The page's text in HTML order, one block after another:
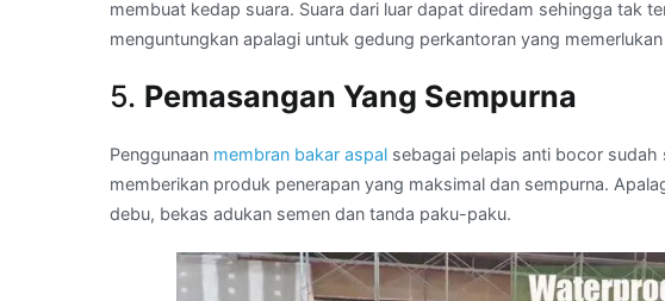
membuat kedap suara. Suara dari luar dapat diredam sehingga tak
menguntungkan apalagi untuk gedung perkantoran yang
5. Pemasangan Yang Sempurna
Penggunaan membran bakar aspal sebagai pelapis anti bocor
memberikan produk penerapan yang maksimal dan sempurna.
debu, bekas adukan semen dan tanda paku-paku.